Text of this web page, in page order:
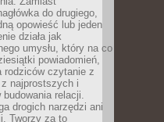
do drugiego,
opowieść lub jeden
działa jak
umysłu, który na co
powiadomień,
rodziców czytanie z
najprostszych i
relacji.
drogich narzędzi ani
Tworzy za to